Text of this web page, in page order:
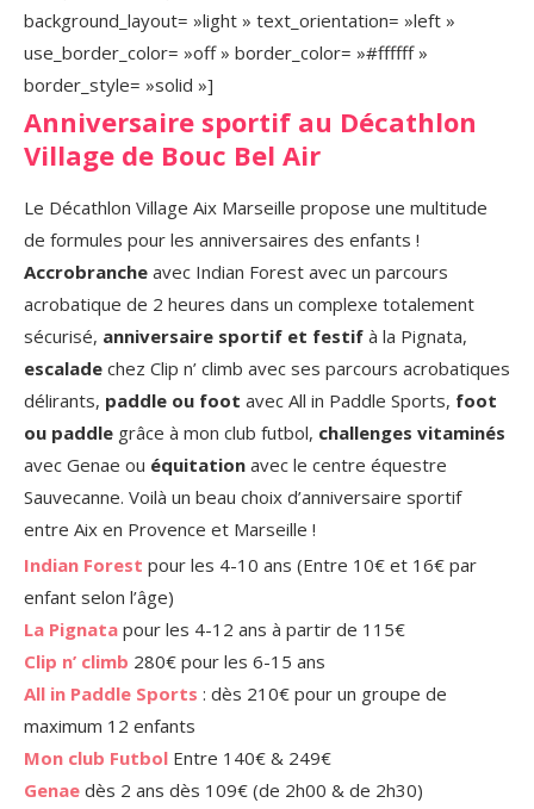
background_layout= »light » text_orientation= »left »
use_border_color= »off » border_color= »#ffffff »
border_style= »solid »]
Anniversaire sportif au Décathlon
Village de Bouc Bel Air
Le Décathlon Village Aix Marseille propose une multitude
de formules pour les anniversaires des enfants !
Accrobranche avec Indian Forest avec un parcours
acrobatique de 2 heures dans un complexe totalement
sécurisé, anniversaire sportif et festif à la Pignata,
escalade chez Clip n’ climb avec ses parcours acrobatiques
délirants, paddle ou foot avec All in Paddle Sports, foot
ou paddle grâce à mon club futbol, challenges vitaminés
avec Genae ou équitation avec le centre équestre
Sauvecanne. Voilà un beau choix d’anniversaire sportif
entre Aix en Provence et Marseille !
Indian Forest pour les 4-10 ans (Entre 10€ et 16€ par
enfant selon l’âge)
La Pignata pour les 4-12 ans à partir de 115€
Clip n’ climb 280€ pour les 6-15 ans
All in Paddle Sports : dès 210€ pour un groupe de
maximum 12 enfants
Mon club Futbol Entre 140€ & 249€
Genae dès 2 ans dès 109€ (de 2h00 & de 2h30)